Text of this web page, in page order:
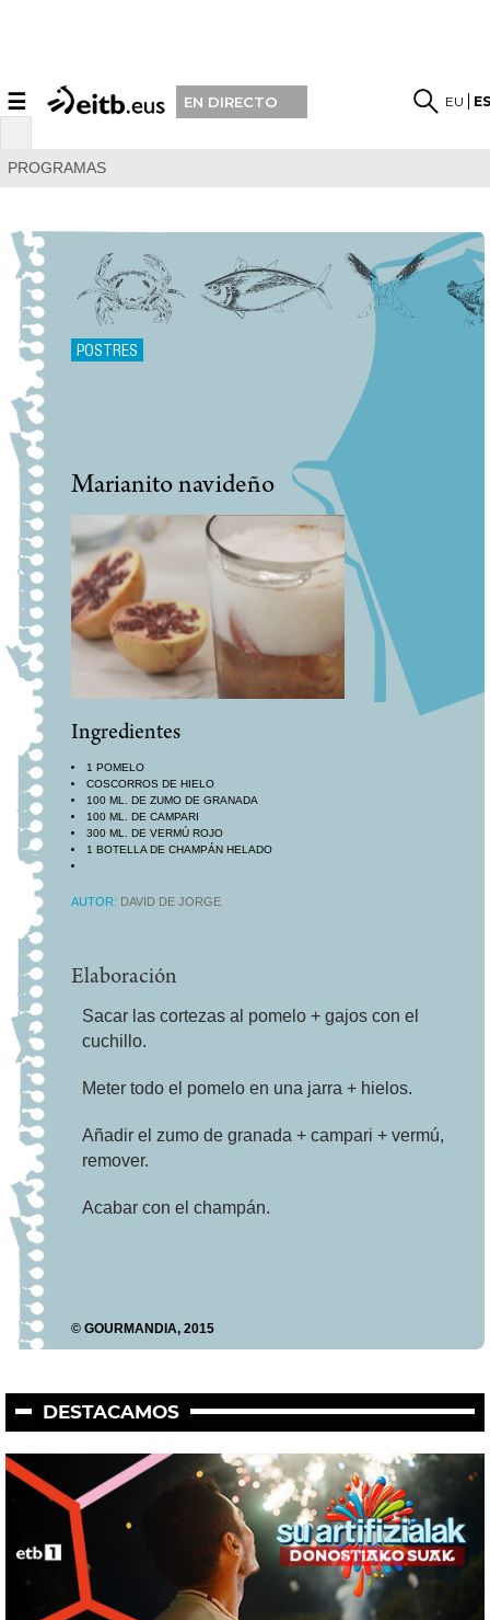
☰ EN DIRECTO EU
PROGRAMAS
POSTRES
Marianito navideño
Ingredientes
1 POMELO
COSCORROS DE HIELO
100 ML. DE ZUMO DE GRANADA
100 ML. DE CAMPARI
300 ML. DE VERMÚ ROJO
1 BOTELLA DE CHAMPÁN HELADO
AUTOR: DAVID DE JORGE
Elaboración
Sacar las cortezas al pomelo + gajos con el
cuchillo.
Meter todo el pomelo en una jarra + hielos.
Añadir el zumo de granada + campari + vermú,
remover.
Acabar con el champán.
© GOURMANDIA, 2015
DESTACAMOS